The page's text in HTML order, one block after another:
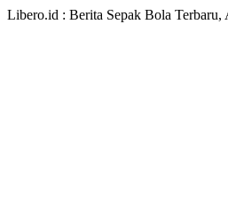
Libero.id : Berita Sepak Bola